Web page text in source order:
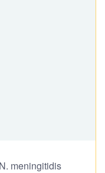
meningitidis